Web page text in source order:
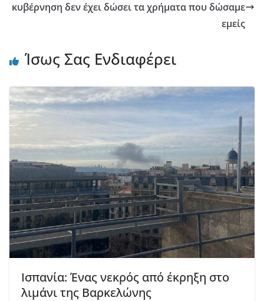
κυβέρνηση δεν έχει δώσει τα χρήματα που δώσαμε
εμείς
Ίσως Σας Ενδιαφέρει
Ισπανία: Ένας νεκρός από έκρηξη στο
λιμάνι της Βαρκελώνης